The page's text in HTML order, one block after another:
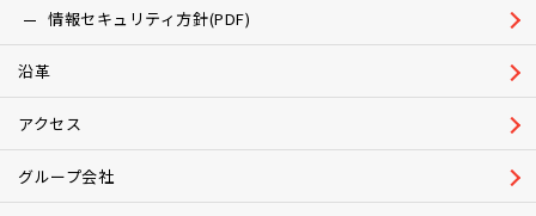
情報セキュリティ方針(PDF)
沿革
アクセス
グループ会社